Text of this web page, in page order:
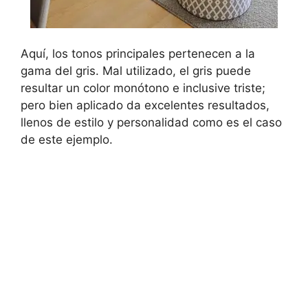
Aquí, los tonos principales pertenecen a la
gama del gris. Mal utilizado, el gris puede
resultar un color monótono e inclusive triste;
pero bien aplicado da excelentes resultados,
llenos de estilo y personalidad como es el caso
de este ejemplo.